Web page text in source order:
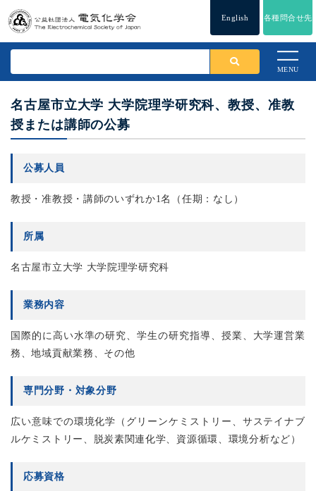
English 各種問合せ先
MENU
名古屋市立大学 大学院理学研究科、教授、准教
授または講師の公募
公募人員
教授・准教授・講師のいずれか1名（任期：なし）
所属
名古屋市立大学 大学院理学研究科
業務内容
国際的に高い水準の研究、学生の研究指導、授業、大学運営業
務、地域貢献業務、その他
専門分野・対象分野
広い意味での環境化学（グリーンケミストリー、サステイナブ
ルケミストリー、脱炭素関連化学、資源循環、環境分析など）
応募資格